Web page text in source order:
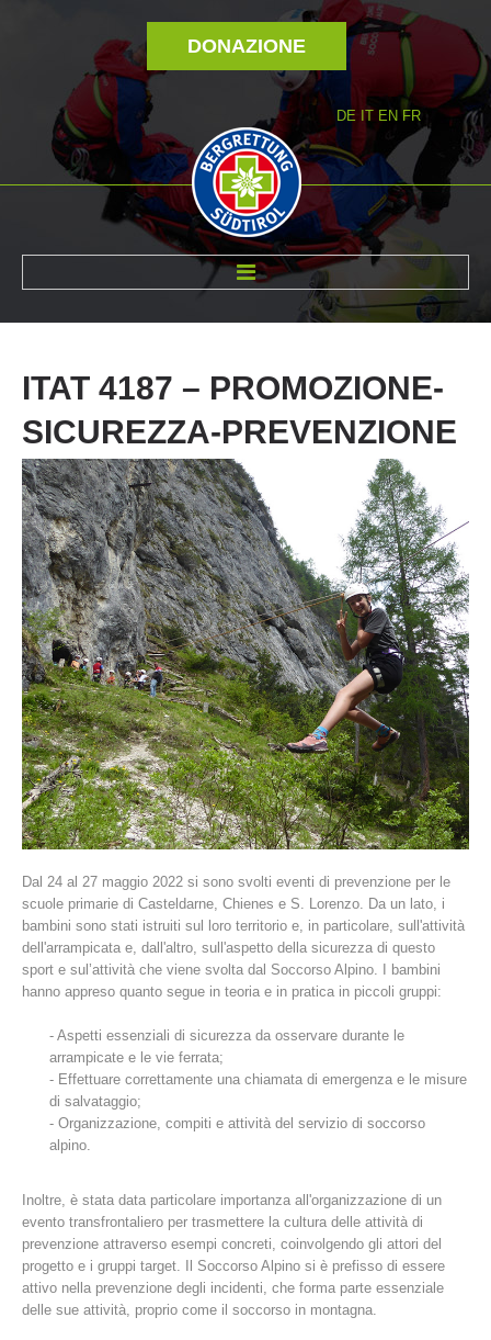
DONAZIONE
DE IT EN FR
La storia
Stazioni del soccorso alpino
ITAT 4187 – PROMOZIONE-
SICUREZZA-PREVENZIONE
Dal 24 al 27 maggio 2022 si sono svolti eventi di prevenzione per le
scuole primarie di Casteldarne, Chienes e S. Lorenzo. Da un lato, i
bambini sono stati istruiti sul loro territorio e, in particolare, sull'attività
dell'arrampicata e, dall'altro, sull'aspetto della sicurezza di questo
sport e sul’attività che viene svolta dal Soccorso Alpino. I bambini
hanno appreso quanto segue in teoria e in pratica in piccoli gruppi:
- Aspetti essenziali di sicurezza da osservare durante le
arrampicate e le vie ferrata;
- Effettuare correttamente una chiamata di emergenza e le misure
di salvataggio;
- Organizzazione, compiti e attività del servizio di soccorso
alpino.
Inoltre, è stata data particolare importanza all'organizzazione di un
evento transfrontaliero per trasmettere la cultura delle attività di
prevenzione attraverso esempi concreti, coinvolgendo gli attori del
progetto e i gruppi target. Il Soccorso Alpino si è prefisso di essere
attivo nella prevenzione degli incidenti, che forma parte essenziale
delle sue attività, proprio come il soccorso in montagna.